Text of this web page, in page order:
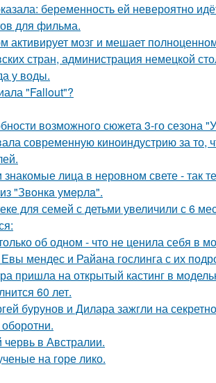
беременность ей невероятно
для фильма.
активирует мозг и мешает
стран, администрация немецкой
у воды.
"Fallout"?
возможного сюжета 3-го сезона
современную киноиндустрию за
лица в неровном свете - так
"Звoнкa умepлa".
для семей с детьми увеличили с 6
об одном - что не ценила себя в
мендес и Райана гослинга с их
пришла на открытый кастинг в
60 лет.
бурунов и Дилара зажгли на
в Австралии.
на горе лико.